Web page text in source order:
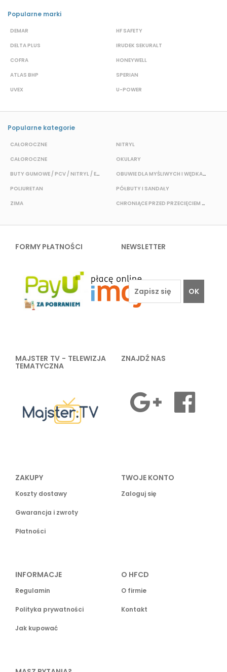
Popularne marki
DEMAR
DELTA PLUS
COFRA
ATLAS BHP
UVEX
HF SAFETY
IRUDEK SEKURALT
HONEYWELL
SPERIAN
U-POWER
Popularne kategorie
CAŁOROCZNE
CAŁOROCZNE
BUTY GUMOWE / PCV / NITRYL / EVA
POLIURETAN
ZIMA
NITRYL
OKULARY
OBUWIE DLA MYŚLIWYCH I WĘDKARZY
PÓŁBUTY I SANDAŁY
CHRONIĄCE PRZED PRZECIĘCIEM I PRZEKŁUCIEM
FORMY PŁATNOŚCI NEWSLETTER
OK
MAJSTER TV - TELEWIZJA
TEMATYCZNA
ZNAJDŹ NAS
ZAKUPY
Koszty dostawy
Gwarancja i zwroty
Płatności
TWOJE KONTO
Zaloguj się
INFORMACJE
Regulamin
Polityka prywatności
Jak kupować
O HFCD
O firmie
Kontakt